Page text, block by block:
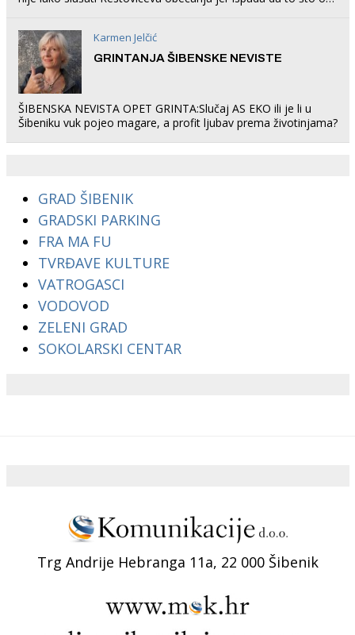
Karmen Jelčić
GRINTANJA ŠIBENSKE NEVISTE
ŠIBENSKA NEVISTA OPET GRINTA:Slučaj AS EKO ili je li u
Šibeniku vuk pojeo magare, a profit ljubav prema životinjama?
GRAD ŠIBENIK
GRADSKI PARKING
FRA MA FU
TVRĐAVE KULTURE
VATROGASCI
VODOVOD
ZELENI GRAD
SOKOLARSKI CENTAR
Trg Andrije Hebranga 11a, 22 000 Šibenik